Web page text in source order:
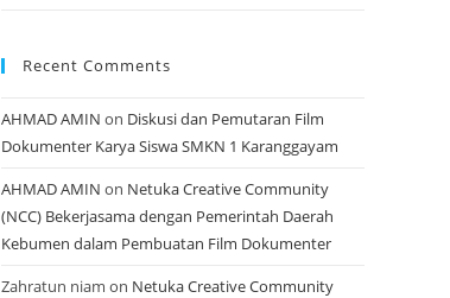
Recent Comments
AHMAD AMIN on Diskusi dan Pemutaran Film
Dokumenter Karya Siswa SMKN 1 Karanggayam
AHMAD AMIN on Netuka Creative Community
(NCC) Bekerjasama dengan Pemerintah Daerah
Kebumen dalam Pembuatan Film Dokumenter
Zahratun niam on Netuka Creative Community